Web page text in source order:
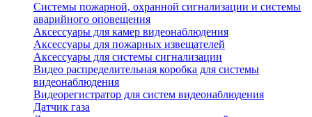
Системы пожарной, охранной сигнализации и системы
аварийного оповещения
Аксессуары для камер видеонаблюдения
Аксессуары для пожарных извещателей
Аксессуары для системы сигнализации
Видео распределительная коробка для системы
видеонаблюдения
Видеорегистратор для систем видеонаблюдения
Датчик газа